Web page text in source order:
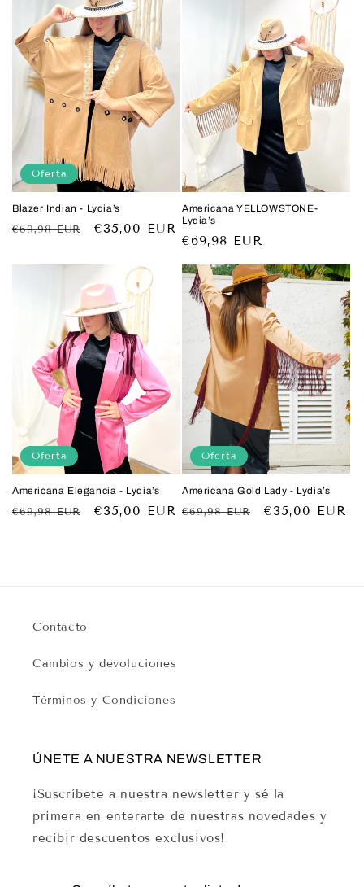
Oferta
Blazer Indian - Lydia’s
Precio
€69,98 EUR
Precio
oferta
€35,00 EUR
Americana YELLOWSTONE-
Lydia’s
Precio
€69,98 EUR
Oferta
Americana Elegancia - Lydia’s
Precio
€69,98 EUR
Precio
€35,00 EUR
Oferta
Americana Gold Lady - Lydia’s
Precio
€69,98 EUR
Precio
€35,00 EUR
Contacto
Cambios y devoluciones
Términos y Condiciones
ÚNETE A NUESTRA NEWSLETTER
¡Suscríbete a nuestra newsletter y sé la
primera en enterarte de nuestras novedades y
recibir descuentos exclusivos!